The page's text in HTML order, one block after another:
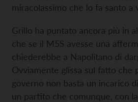
miracolassimo che lo fa santo a
Grillo ha puntato ancora più in
che se il M5S avesse una
chiederebbe a Napolitano di
Ovviamente glissa sul fatto che
governo non basta un incarico
un partito che comunque, con